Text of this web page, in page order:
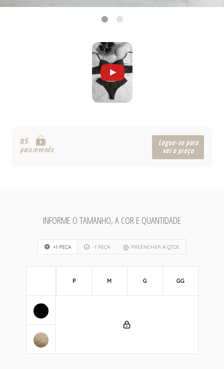
R$
para revenda
Logue-se para
ver o preço
INFORME O TAMANHO, A COR E QUANTIDADE
+1 PEÇA -1 PEÇA PREENCHER A QTDE
P M G GG